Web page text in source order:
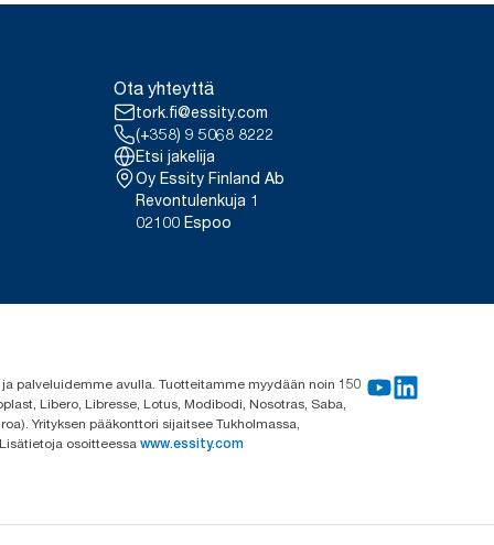
Ota yhteyttä
tork.fi@essity.com
(+358) 9 5068 8222
Etsi jakelija
Oy Essity Finland Ab
Revontulenkuja 1
02100 Espoo
palveluidemme avulla. Tuotteitamme myydään noin 150
Libero, Libresse, Lotus, Modibodi, Nosotras, Saba,
Yrityksen pääkonttori sijaitsee Tukholmassa,
osoitteessa www.essity.com